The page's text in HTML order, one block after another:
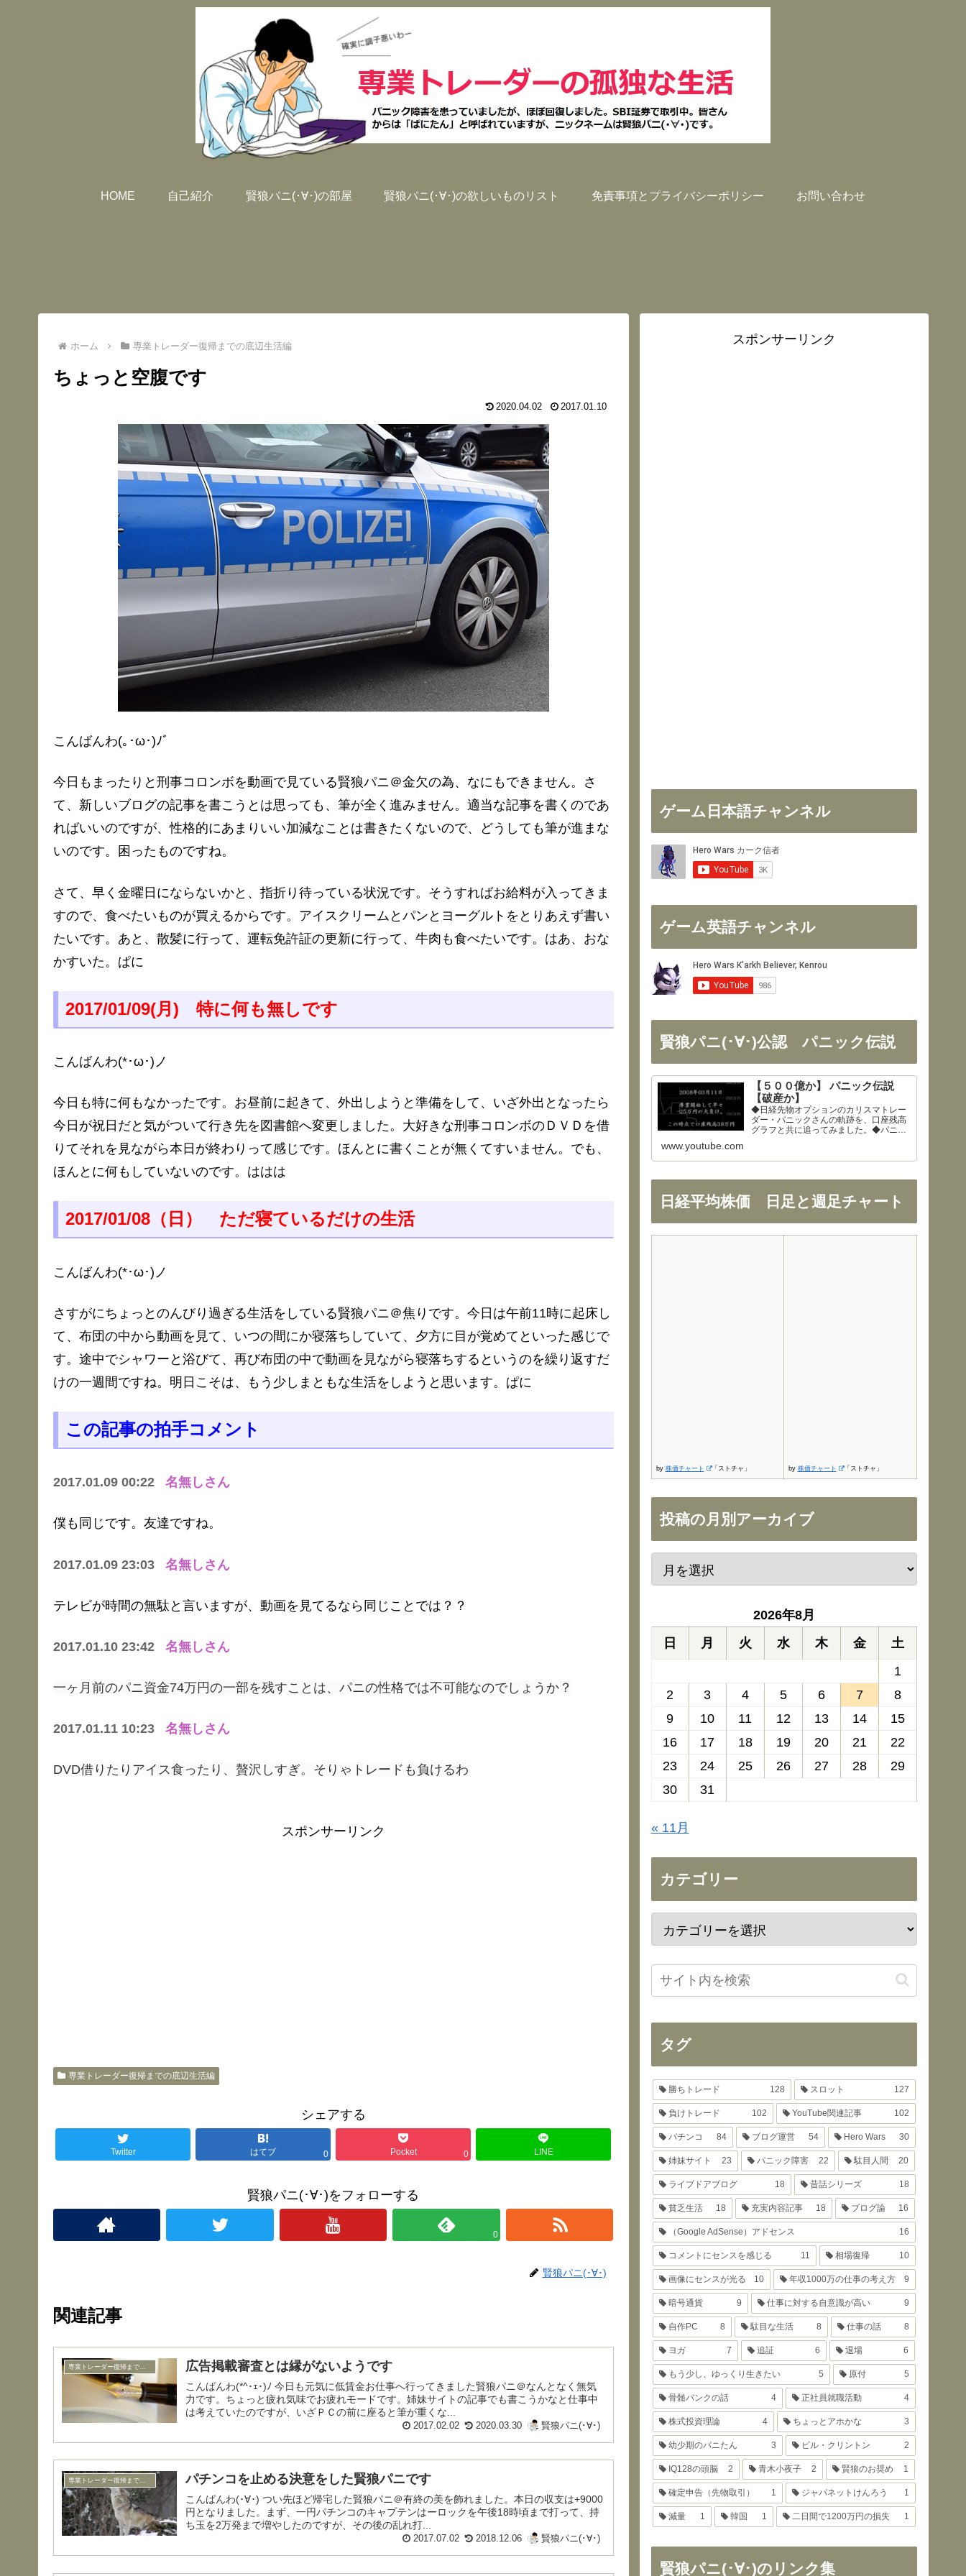
HOME 自己紹介 賢狼パニ(･∀･)の部屋 賢狼パニ(･∀･)の欲しいものリスト 免責事項とプライバシーポリシー お問い合わせ
ホーム 専業トレーダー復帰までの底辺生活編
ちょっと空腹です
2020.04.02 2017.01.10
こんばんわ(｡･ω･)ﾉﾞ
今日もまったりと刑事コロンボを動画で見ている賢狼パニ＠金欠の為、なにもできません。さ
て、新しいブログの記事を書こうとは思っても、筆が全く進みません。適当な記事を書くのであ
ればいいのですが、性格的にあまりいい加減なことは書きたくないので、どうしても筆が進まな
いのです。困ったものですね。
さて、早く金曜日にならないかと、指折り待っている状況です。そうすればお給料が入ってきま
すので、食べたいものが買えるからです。アイスクリームとパンとヨーグルトをとりあえず書い
たいです。あと、散髪に行って、運転免許証の更新に行って、牛肉も食べたいです。はあ、おな
かすいた。ぱに
2017/01/09(月) 特に何も無しです
こんばんわ(*･ω･)ノ
今日も特に何もなかったです。お昼前に起きて、外出しようと準備をして、いざ外出となったら
今日が祝日だと気がついて行き先を図書館へ変更しました。大好きな刑事コロンボのＤＶＤを借
りてそれを見ながら本日が終わりって感じです。ほんとに書くことが無くてすいません。でも、
ほんとに何もしていないのです。ははは
2017/01/08（日） ただ寝ているだけの生活
こんばんわ(*･ω･)ノ
さすがにちょっとのんびり過ぎる生活をしている賢狼パニ＠焦りです。今日は午前11時に起床し
て、布団の中から動画を見て、いつの間にか寝落ちしていて、夕方に目が覚めてといった感じで
す。途中でシャワーと浴びて、再び布団の中で動画を見ながら寝落ちするというのを繰り返すだ
けの一週間ですね。明日こそは、もう少しまともな生活をしようと思います。ぱに
この記事の拍手コメント
2017.01.09 00:22 名無しさん
僕も同じです。友達ですね。
2017.01.09 23:03 名無しさん
テレビが時間の無駄と言いますが、動画を見てるなら同じことでは？？
2017.01.10 23:42 名無しさん
一ヶ月前のパニ資金74万円の一部を残すことは、パニの性格では不可能なのでしょうか？
2017.01.11 10:23 名無しさん
DVD借りたりアイス食ったり、贅沢しすぎ。そりゃトレードも負けるわ
スポンサーリンク
専業トレーダー復帰までの底辺生活編
シェアする
Twitter はてブ 0 Pocket 0 LINE
賢狼パニ(･∀･)をフォローする
0
賢狼パニ(･∀･)
関連記事
専業トレーダー復帰までの底辺生活編 広告掲載審査とは縁がないようです
こんばんわ(*^･ｪ･)ﾉ 今日も元気に低賃金お仕事へ行ってきました賢狼パニ＠なんとなく無気
力です。ちょっと疲れ気味でお疲れモードです。姉妹サイトの記事でも書こうかなと仕事中
は考えていたのですが、いざＰＣの前に座ると筆が重くな...
2017.02.02 2020.03.30 賢狼パニ(･∀･)
専業トレーダー復帰までの底辺生活編 パチンコを止める決意をした賢狼パニです
こんばんわ(･∀･) つい先ほど帰宅した賢狼パニ＠有終の美を飾れました。本日の収支は+9000
円となりました。まず、一円パチンコのキャプテンはーロックを午後18時頃まで打って、持
ち玉を2万発まで増やしたのですが、その後の乱れ打...
2017.07.02 2018.12.06 賢狼パニ(･∀･)
スポンサーリンク
ゲーム日本語チャンネル
ゲーム英語チャンネル
賢狼パニ(･∀･)公認 パニック伝説
【５００億か】 パニック伝説
【破産か】
◆日経先物オプションのカリスマトレー
ダー・パニックさんの軌跡を、口座残高
グラフと共に追ってみました。◆パニッ
大部分を使わせて頂きました。ありがと
www.youtube.com
日経平均株価 日足と週足チャート
by 株価チャート 「ストチャ」 by 株価チャート 「ストチャ」
投稿の月別アーカイブ
2026年8月
日
月 火 水 木 金
土
1
2
3 4 5 6 7
8
9
10 11 12 13 14
15
16
17 18 19 20 21
22
23
24 25 26 27 28
29
30
31
« 11月
カテゴリー
タグ
勝ちトレード 128 スロット 127
負けトレード 102 YouTube関連記事 102
パチンコ 84 ブログ運営 54 Hero Wars 30
姉妹サイト 23 パニック障害 22 駄目人間 20
ライブドアブログ 18 昔話シリーズ 18
貧乏生活 18 充実内容記事 18 ブログ論 16
（Google AdSense）アドセンス 16
コメントにセンスを感じる 11 相場復帰 10
画像にセンスが光る 10 年収1000万の仕事の考え方 9
暗号通貨 9 仕事に対する自意識が高い 9
自作PC 8 駄目な生活 8 仕事の話 8
ヨガ 7 追証 6 退場 6
もう少し、ゆっくり生きたい 5 原付 5
骨髄バンクの話 4 正社員就職活動 4
株式投資理論 4 ちょっとアホかな 3
幼少期のパニたん 3 ビル・クリントン 2
IQ128の頭脳 2 青木小夜子 2 賢狼のお奨め 1
確定申告（先物取引） 1 ジャパネットけんろう 1
減量 1 韓国 1 二日間で1200万円の損失 1
賢狼パニ(･∀･)のリンク集